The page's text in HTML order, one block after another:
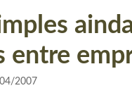
entre
2007